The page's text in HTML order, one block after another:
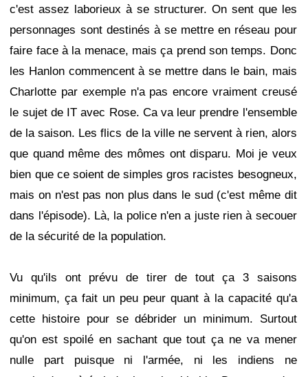
c'est assez laborieux à se structurer. On sent que les
personnages sont destinés à se mettre en réseau pour
faire face à la menace, mais ça prend son temps. Donc
les Hanlon commencent à se mettre dans le bain, mais
Charlotte par exemple n'a pas encore vraiment creusé
le sujet de IT avec Rose. Ca va leur prendre l'ensemble
de la saison. Les flics de la ville ne servent à rien, alors
que quand même des mômes ont disparu. Moi je veux
bien que ce soient de simples gros racistes besogneux,
mais on n'est pas non plus dans le sud (c'est même dit
dans l'épisode). Là, la police n'en a juste rien à secouer
de la sécurité de la population.
Vu qu'ils ont prévu de tirer de tout ça 3 saisons
minimum, ça fait un peu peur quant à la capacité qu'a
cette histoire pour se débrider un minimum. Surtout
qu'on est spoilé en sachant que tout ça ne va mener
nulle part puisque ni l'armée, ni les indiens ne